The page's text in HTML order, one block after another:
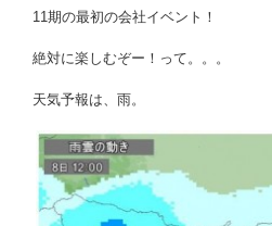
11期の最初の会社イベント！
絶対に楽しむぞー！って。。。
天気予報は、雨。